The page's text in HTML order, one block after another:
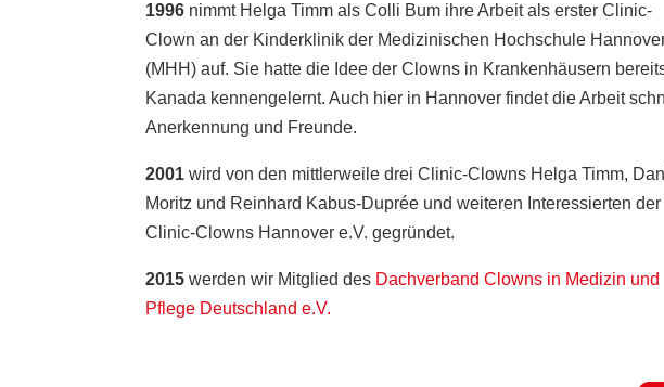
1996 nimmt Helga Timm als Colli Bum ihre Arbeit als erster Clinic-
Clown an der Kinderklinik der Medizinischen Hochschule
(MHH) auf. Sie hatte die Idee der Clowns in Krankenhäusern
Kanada kennengelernt. Auch hier in Hannover findet die Arbeit
Anerkennung und Freunde.
2001wird von den mittlerweile drei Clinic-Clowns Helga Timm,
Moritz und Reinhard Kabus-Duprée und weiteren Interessierten der
Clinic-Clowns Hannover e.V. gegründet.
2015 werden wir Mitglied des Dachverband Clowns in Medizin und
Pflege Deutschland e.V.